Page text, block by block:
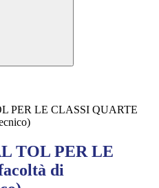
PER LE CLASSI QUARTE
TOL PER LE
di